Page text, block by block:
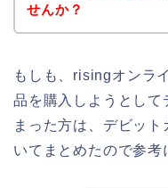
せんか？
もしも、risingオンラ
品を購入しようとして
まった方は、デビッ
いてまとめたので参考